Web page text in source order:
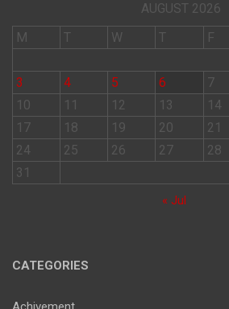
AUGUST 2026
M
T W T F
3
4 5 6 7
10
11 12 13 14
17
18 19 20 21
24
25 26 27 28
31
« Jul
CATEGORIES